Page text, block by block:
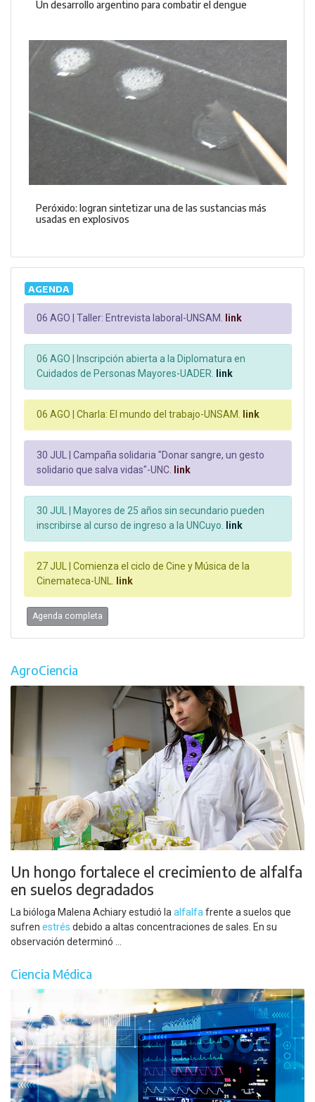
Un desarrollo argentino para combatir el dengue
Peróxido: logran sintetizar una de las sustancias más
usadas en explosivos
AGENDA
06 AGO | Taller: Entrevista laboral-UNSAM. link
06 AGO |
Inscripción abierta a la Diplomatura en
Cuidados de Personas Mayores-UADER.
link
06 AGO | Charla: El mundo del trabajo-UNSAM. link
30 JUL |
Campaña solidaria "Donar sangre, un gesto
solidario que salva vidas"-UNC.
link
30 JUL |
Mayores de 25 años sin secundario pueden
inscribirse al curso de ingreso a la UNCuyo.
link
27 JUL |
Comienza el ciclo de Cine y Música de la
Cinemateca-UNL.
link
Agenda completa
AgroCiencia
Un hongo fortalece el crecimiento de alfalfa
en suelos degradados
La bióloga Malena Achiary estudió laalfalfafrente a suelos que
sufren estrés debido a altas concentraciones de sales. En su
observación determinó ...
Ciencia Médica